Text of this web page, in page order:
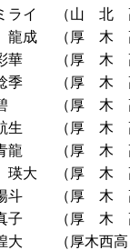
イ
（山 北
龍成
（厚 木
華
（厚 木
季
（厚 木
（厚 木
生
（厚 木
龍
（厚 木
瑛大
（厚 木
斗
（厚 木
子
（厚 木
大
（厚木西